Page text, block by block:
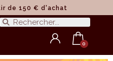
de 150 € d'achat